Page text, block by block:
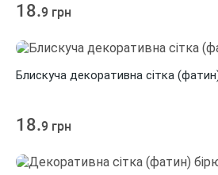
18.9 грн
Блискуча декоративна сітка
18.9 грн